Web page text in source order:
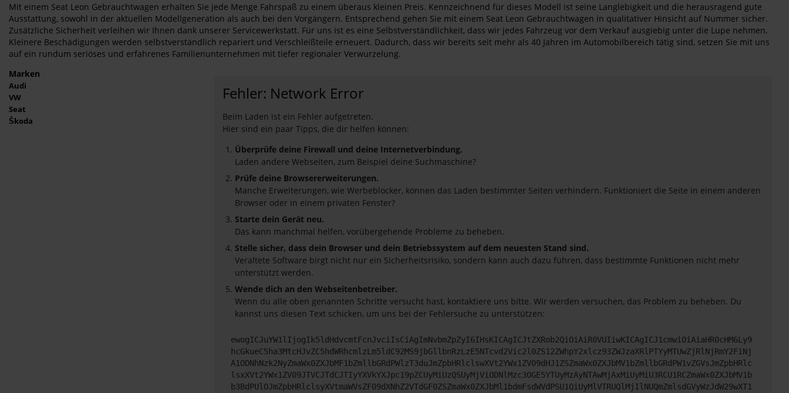
Mit einem Seat Leon Gebrauchtwagen erhalten Sie jede Menge Fahrspaß zu einem überaus kleinen Preis. Kennzeichnend für dieses Modell ist seine Langlebigkeit und die herausragend gute
Ausstattung, sowohl in der aktuellen Modellgeneration als auch bei den Vorgängern. Entsprechend gehen Sie mit einem Seat Leon Gebrauchtwagen in qualitativer Hinsicht auf Nummer sicher.
Zusätzliche Sicherheit verleihen wir Ihnen dank unserer Servicewerkstatt. Für uns ist es eine Selbstverständlichkeit, dass wir jedes Fahrzeug vor dem Verkauf ausgiebig unter die Lupe nehmen.
Kleinere Beschädigungen werden selbstverständlich repariert und Verschleißteile erneuert. Dadurch, dass wir bereits seit mehr als 40 Jahren im Automobilbereich tätig sind, setzen Sie mit uns
auf ein rundum seriöses und erfahrenes Familienunternehmen mit tiefer regionaler Verwurzelung.
Marken
Audi
VW
Seat
Škoda
Fehler: Network Error
Beim Laden ist ein Fehler aufgetreten.
Hier sind ein paar Tipps, die dir helfen können:
Überprüfe deine Firewall und deine Internetverbindung.
Laden andere Webseiten, zum Beispiel deine Suchmaschine?
Prüfe deine Browsererweiterungen.
Manche Erweiterungen, wie Werbeblocker, können das Laden bestimmter Seiten verhindern. Funktioniert die Seite in einem anderen
Browser oder in einem privaten Fenster?
Starte dein Gerät neu.
Das kann manchmal helfen, vorübergehende Probleme zu beheben.
Stelle sicher, dass dein Browser und dein Betriebssystem auf dem neuesten Stand sind.
Veraltete Software birgt nicht nur ein Sicherheitsrisiko, sondern kann auch dazu führen, dass bestimmte Funktionen nicht mehr
unterstützt werden.
Wende dich an den Webseitenbetreiber.
Wenn du alle oben genannten Schritte versucht hast, kontaktiere uns bitte. Wir werden versuchen, das Problem zu beheben. Du
kannst uns diesen Text schicken, um uns bei der Fehlersuche zu unterstützen:
ewogICJuYW1lIjogIk5ldHdvcmtFcnJvciIsCiAgImNvbmZpZyI6IHsKICAgICJtZXRob2QiOiAiR0VUIiwKICAgICJ1cmwiOiAiaHR0cHM6Ly9
hcGkueC5ha3MtcHJvZC5hdWRhcmlzLm5ldC92MS9jbGllbnRzLzE5NTcvd2Vic2l0ZS12ZWhpY2xlcz93ZWJzaXRlPTYyMTUwZjRlNjRmY2FiNj
A1ODNhNzk2NyZmaWx0ZXJbMF1bZmllbGRdPWlzT3duJmZpbHRlclswXVt2YWx1ZV09dHJ1ZSZmaWx0ZXJbMV1bZmllbGRdPW1vZGVsJmZpbHRlc
lsxXVt2YWx1ZV09JTVCJTdCJTIyYXVkYXJpc19pZCUyMiUzQSUyMjViODNlMzc3OGE5YTUyMzAyNTAwMjAxMiUyMiU3RCU1RCZmaWx0ZXJbMV1b
b3BdPUlOJmZpbHRlclsyXVtmaWVsZF09dXNhZ2VTdGF0ZSZmaWx0ZXJbMl1bdmFsdWVdPSU1QiUyMlVTRUQlMjIlNUQmZmlsdGVyWzJdW29wXT1